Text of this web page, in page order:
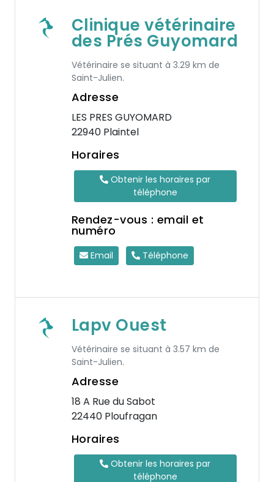
Clinique vétérinaire
des Prés Guyomard
Vétérinaire se situant à 3.29 km de
Saint-Julien.
Adresse
LES PRES GUYOMARD
22940 Plaintel
Horaires
Obtenir les horaires par
téléphone
Rendez-vous : email et
numéro
Email Téléphone
Lapv Ouest
Vétérinaire se situant à 3.57 km de
Saint-Julien.
Adresse
18 A Rue du Sabot
22440 Ploufragan
Horaires
Obtenir les horaires par
téléphone